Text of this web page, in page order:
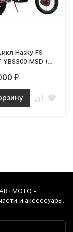
Hasky F9
YBS300 MSD (F9
₽
-
и аксессуары.